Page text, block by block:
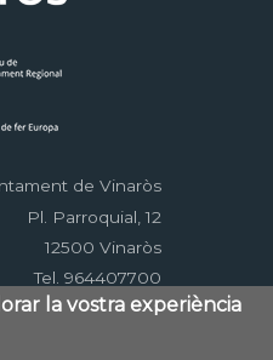
de Vinaròs
Pl. Parroquial, 12
12500 Vinaròs
Tel. 964407700
la vostra experiència